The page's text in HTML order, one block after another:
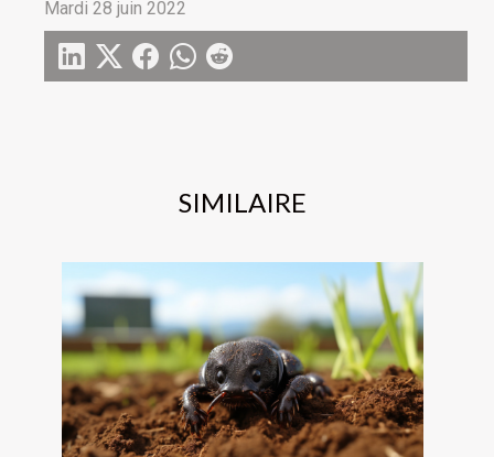
SIMILAIRE
Mardi 28 juin 2022